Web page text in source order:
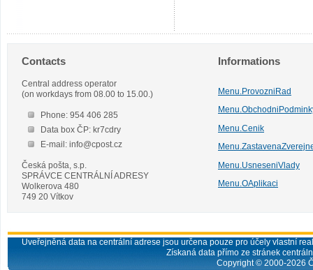
Contacts
Central address operator
(on workdays from 08.00 to 15.00.)
Phone: 954 406 285
Data box ČP: kr7cdry
E-mail: info@cpost.cz
Česká pošta, s.p.
SPRÁVCE CENTRÁLNÍ ADRESY
Wolkerova 480
749 20 Vítkov
Informations
Menu.ProvozniRad
Menu.Cenik
Menu.UsneseniVlady
Menu.OAplikaci
Uveřejněná data na centrální adrese jsou určena pouze pro účely vlastní
Získaná data přímo ze stránek
Copyright © 2000-2026